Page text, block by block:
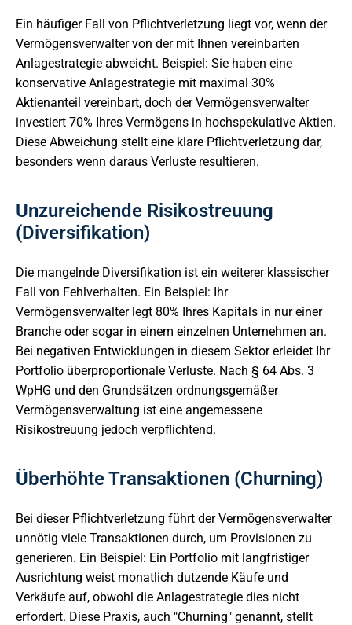
Ein häufiger Fall von Pflichtverletzung liegt vor, wenn der
Vermögensverwalter von der mit Ihnen vereinbarten
Anlagestrategie abweicht. Beispiel: Sie haben eine
konservative Anlagestrategie mit maximal 30%
Aktienanteil vereinbart, doch der Vermögensverwalter
investiert 70% Ihres Vermögens in hochspekulative Aktien.
Diese Abweichung stellt eine klare Pflichtverletzung dar,
besonders wenn daraus Verluste resultieren.
Unzureichende Risikostreuung
(Diversifikation)
Die mangelnde Diversifikation ist ein weiterer klassischer
Fall von Fehlverhalten. Ein Beispiel: Ihr
Vermögensverwalter legt 80% Ihres Kapitals in nur einer
Branche oder sogar in einem einzelnen Unternehmen an.
Bei negativen Entwicklungen in diesem Sektor erleidet Ihr
Portfolio überproportionale Verluste. Nach § 64 Abs. 3
WpHG und den Grundsätzen ordnungsgemäßer
Vermögensverwaltung ist eine angemessene
Risikostreuung jedoch verpflichtend.
Überhöhte Transaktionen (Churning)
Bei dieser Pflichtverletzung führt der Vermögensverwalter
unnötig viele Transaktionen durch, um Provisionen zu
generieren. Ein Beispiel: Ein Portfolio mit langfristiger
Ausrichtung weist monatlich dutzende Käufe und
Verkäufe auf, obwohl die Anlagestrategie dies nicht
erfordert. Diese Praxis, auch "Churning" genannt, stellt